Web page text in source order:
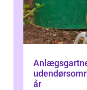
Anlægsgartner vejle
år